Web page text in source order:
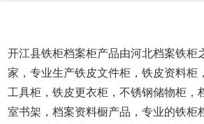
开江县铁柜档案柜产品由河北档案铁柜
家，专业生产铁皮文件柜，铁皮资料柜
工具柜，铁皮更衣柜，不锈钢储物柜，
室书架，档案资料橱产品，专业的铁柜